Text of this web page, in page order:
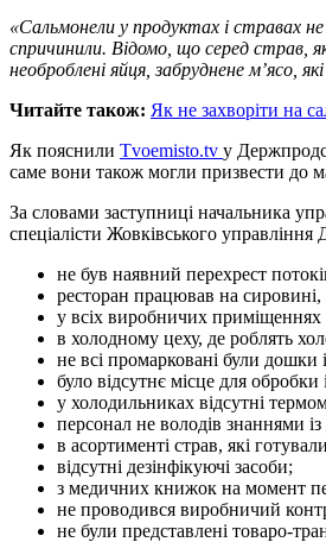
«Сальмонели у продуктах і стравах
спричинили. Відомо, що серед страв,
необроблені яйця, забруднене м’ясо,
Читайте також: Як не захворіти на
Як пояснили Тvoemisto.tv у
саме вони також могли призвести до
За словами заступниці начальника
спеціалісти Жовківського
не був наявний перехрест
ресторан працював на сировині,
у всіх виробничих приміщеннях
в холодному цеху, де роблять
не всі промарковані були дошки
було відсутнє місце для обробки
у холодильниках відсутні
персонал не володів знаннями
в асортименті страв, які
відсутні дезінфікуючі засоби;
з медичних книжок на момент
не проводився виробничий
не були представлені товаро-